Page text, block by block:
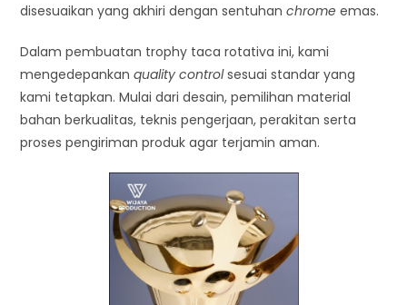
disesuaikan yang akhiri dengan sentuhanchrome emas.
Dalam pembuatan trophy taca rotativa ini, kami
mengedepankanquality controlsesuai standar yang
kami tetapkan. Mulai dari desain, pemilihan material
bahan berkualitas, teknis pengerjaan, perakitan serta
proses pengiriman produk agar terjamin aman.